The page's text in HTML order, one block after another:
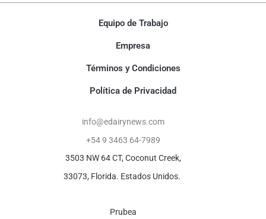
Equipo de Trabajo
Empresa
Términos y Condiciones
Política de Privacidad
info@edairynews.com
+54 9 3463 64-7989
3503 NW 64 CT, Coconut Creek,
33073, Florida. Estados Unidos.
Prubea